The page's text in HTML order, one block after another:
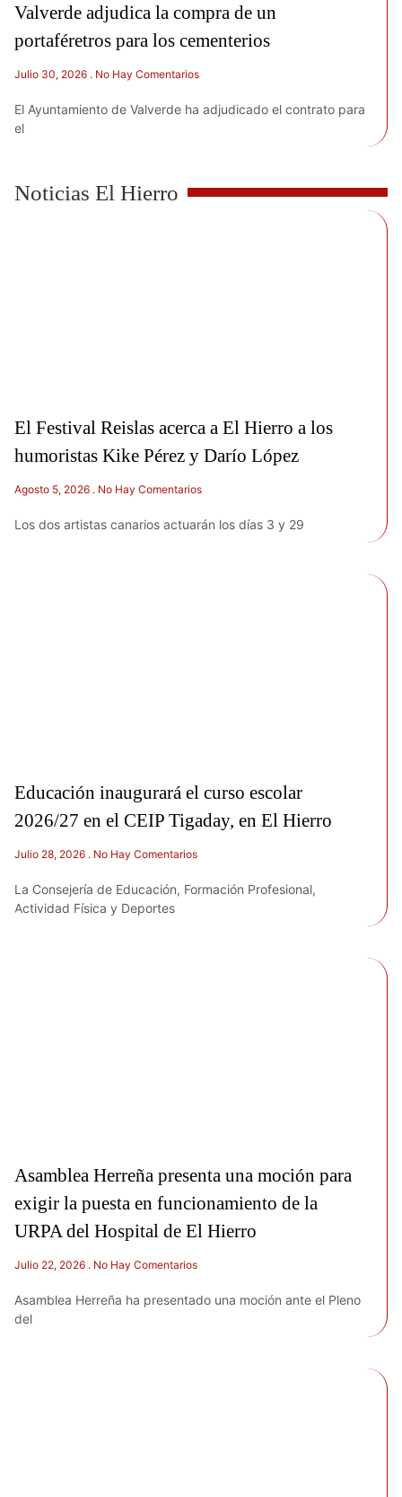
Valverde adjudica la compra de un
portaféretros para los cementerios
Julio 30, 2026 No Hay Comentarios
El Ayuntamiento de Valverde ha adjudicado el contrato para
el
Noticias El Hierro
El Festival Reislas acerca a El Hierro a los
humoristas Kike Pérez y Darío López
Agosto 5, 2026 No Hay Comentarios
Los dos artistas canarios actuarán los días 3 y 29
Educación inaugurará el curso escolar
2026/27 en el CEIP Tigaday, en El Hierro
Julio 28, 2026 No Hay Comentarios
La Consejería de Educación, Formación Profesional,
Actividad Física y Deportes
Asamblea Herreña presenta una moción para
exigir la puesta en funcionamiento de la
URPA del Hospital de El Hierro
Julio 22, 2026 No Hay Comentarios
Asamblea Herreña ha presentado una moción ante el Pleno
del